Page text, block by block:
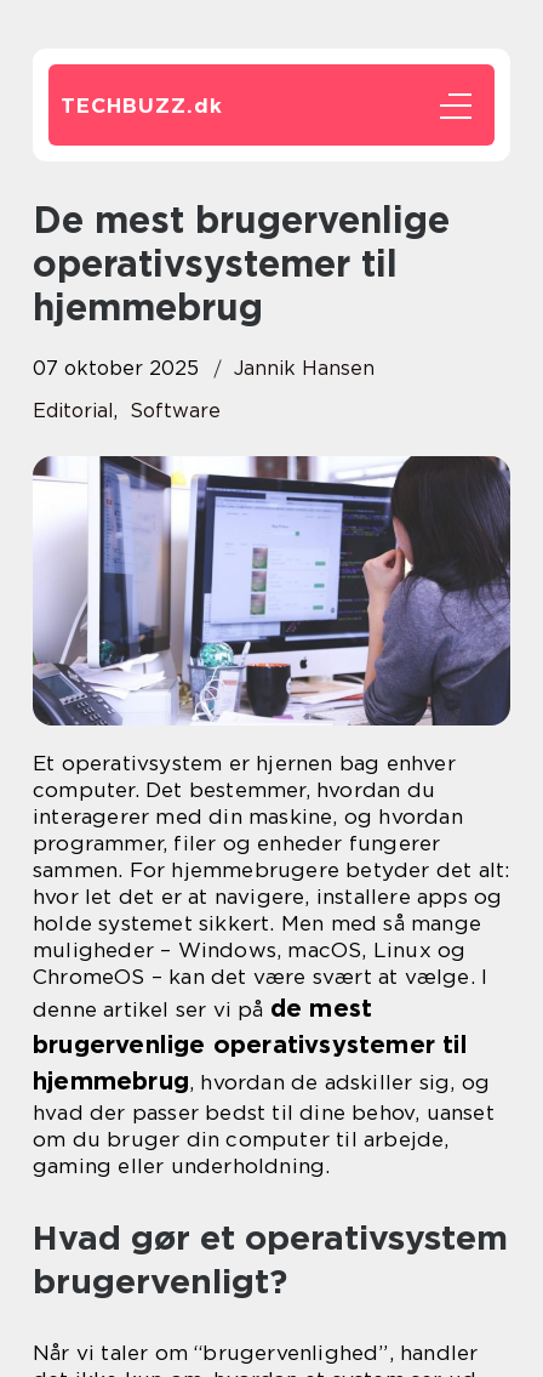
TECHBUZZ.dk
De mest brugervenlige
operativsystemer til
hjemmebrug
07 oktober 2025
Jannik Hansen
Editorial, Software
Et operativsystem er hjernen bag enhver
computer. Det bestemmer, hvordan du
interagerer med din maskine, og hvordan
programmer, filer og enheder fungerer
sammen. For hjemmebrugere betyder det alt:
hvor let det er at navigere, installere apps og
holde systemet sikkert. Men med så mange
muligheder – Windows, macOS, Linux og
ChromeOS – kan det være svært at vælge. I
denne artikel ser vi på de mest
brugervenlige operativsystemer til
hjemmebrug, hvordan de adskiller sig, og
hvad der passer bedst til dine behov, uanset
om du bruger din computer til arbejde,
gaming eller underholdning.
Hvad gør et operativsystem
brugervenligt?
Når vi taler om “brugervenlighed”, handler